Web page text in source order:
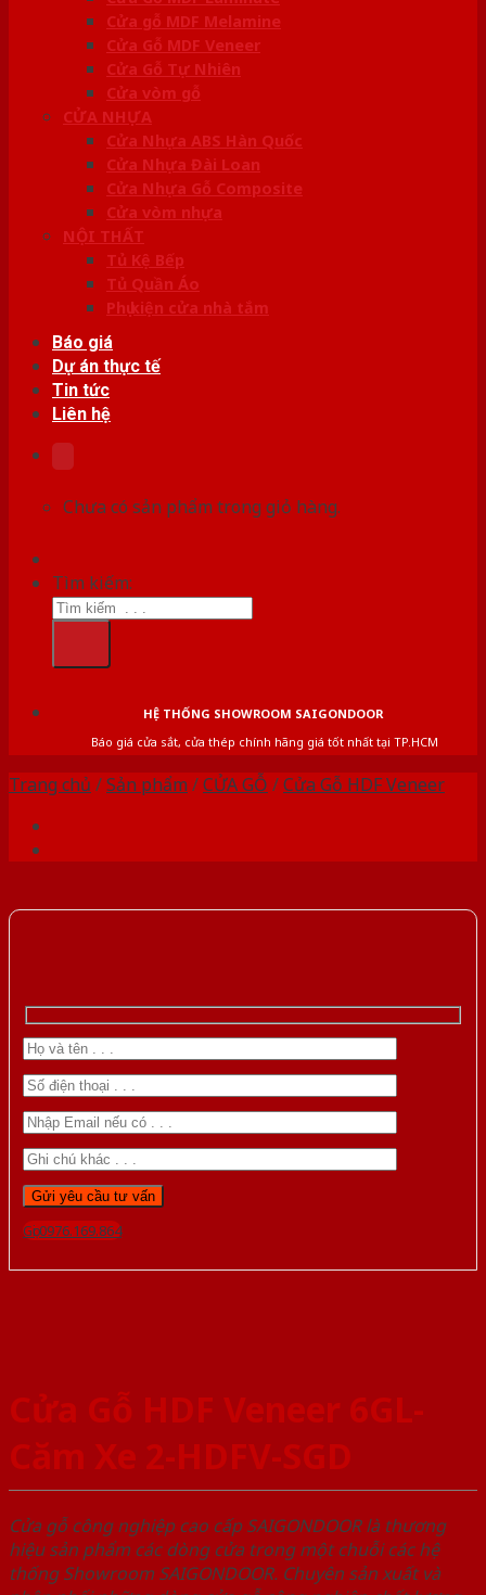
Cửa gỗ MDF Melamine
Cửa Gỗ MDF Veneer
Cửa Gỗ Tự Nhiên
Cửa vòm gỗ
CỬA NHỰA
Cửa Nhựa ABS Hàn Quốc
Cửa Nhựa Đài Loan
Cửa Nhựa Gỗ Composite
Cửa vòm nhựa
NỘI THẤT
Tủ Kệ Bếp
Tủ Quần Áo
Phụ kiện cửa nhà tắm
Báo giá
Dự án thực tế
Tin tức
Liên hệ
Chưa có sản phẩm trong giỏ hàng.
Tìm kiếm:
HỆ THỐNG SHOWROOM SAIGONDOOR
Báo giá cửa sắt, cửa thép chính hãng giá tốt nhất tại TP.HCM
Trang chủ /Sản phẩm /CỬA GỖ /Cửa Gỗ HDF Veneer
Gọi 0976.169.864
Cửa Gỗ HDF Veneer 6GL-
Căm Xe 2-HDFV-SGD
Cửa gỗ công nghiệp cao cấp SAIGONDOOR là thương
hiệu sản phẩm các dòng cửa trong một chuỗi các hệ
thống Showroom SAIGONDOOR. Chuyên sản xuất và